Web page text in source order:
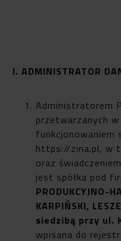
I. ADMINISTRATOR
Administratorem
przetwarzanych
https://zina.pl, w
oraz
jest spółka pod
PRODUKCYJNO-
KARPIŃSKI,
siedzibą przy ul.
wpisana do